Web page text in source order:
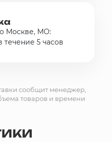
Москве, МО:
течение 5 часов
сообщит менеджер,
товаров и времени